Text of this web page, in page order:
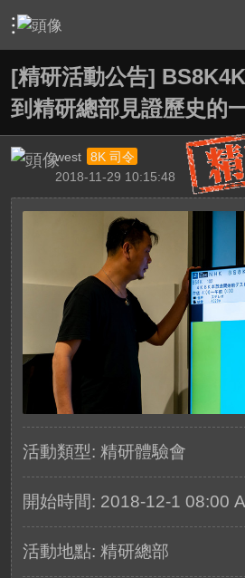
› 站務中心 › 精研活動告示版 › 內
[精研活動公告]
到精研總部見證歷史的
west
8K 司令
2018-11-29 10:15:48
活動類型: 精研體驗會
開始時間: 2018-12-1 08:00
活動地點: 精研總部